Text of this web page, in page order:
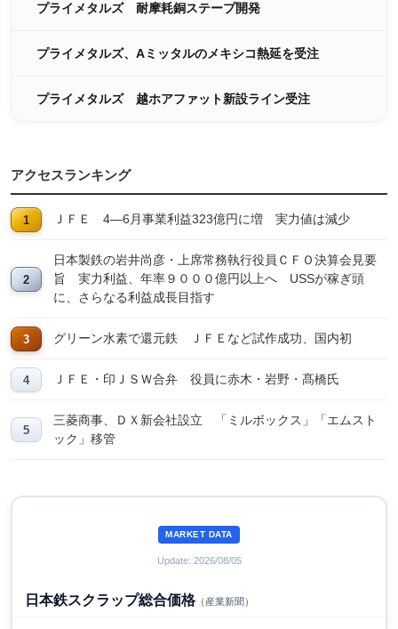
プライメタルズ 耐摩耗銅ステープ開発
プライメタルズ、Aミッタルのメキシコ熱延を受注
プライメタルズ 越ホアファット新設ライン受注
アクセスランキング
ＪＦＥ 4―6月事業利益323億円に増 実力値は減少
日本製鉄の岩井尚彦・上席常務執行役員ＣＦＯ決算会見要
旨 実力利益、年率９０００億円以上へ USSが稼ぎ頭
に、さらなる利益成長目指す
グリーン水素で還元鉄 ＪＦＥなど試作成功、国内初
ＪＦＥ・印ＪＳＷ合弁 役員に赤木・岩野・髙橋氏
三菱商事、ＤＸ新会社設立 「ミルボックス」「エムスト
ック」移管
MARKET DATA
Update: 2026/08/05
日本鉄スクラップ総合価格（産業新聞）